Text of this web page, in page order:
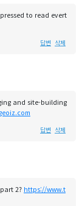
to read evert
답변 삭제
and site-building
답변 삭제
2? https://www.t